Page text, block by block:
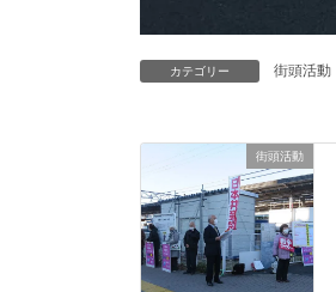
カテゴリー 街頭活動
街頭活動